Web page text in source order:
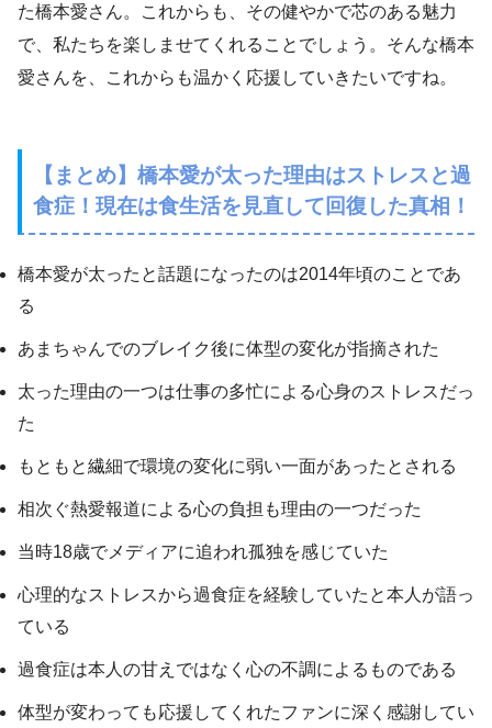
た橋本愛さん。これからも、その健やかで芯のある魅力
で、私たちを楽しませてくれることでしょう。そんな橋本
愛さんを、これからも温かく応援していきたいですね。
【まとめ】橋本愛が太った理由はストレスと過
食症！現在は食生活を見直して回復した真相！
橋本愛が太ったと話題になったのは2014年頃のことであ
る
あまちゃんでのブレイク後に体型の変化が指摘された
太った理由の一つは仕事の多忙による心身のストレスだっ
た
もともと繊細で環境の変化に弱い一面があったとされる
相次ぐ熱愛報道による心の負担も理由の一つだった
当時18歳でメディアに追われ孤独を感じていた
心理的なストレスから過食症を経験していたと本人が語っ
ている
過食症は本人の甘えではなく心の不調によるものである
体型が変わっても応援してくれたファンに深く感謝してい